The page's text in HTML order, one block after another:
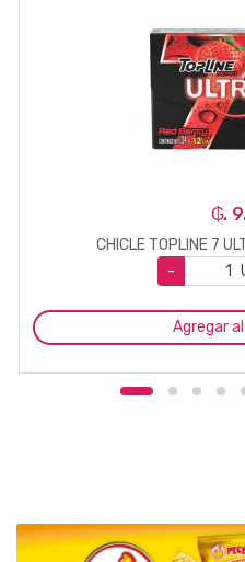
₲.
CHICLE TOPLINE 7
-
Agregar